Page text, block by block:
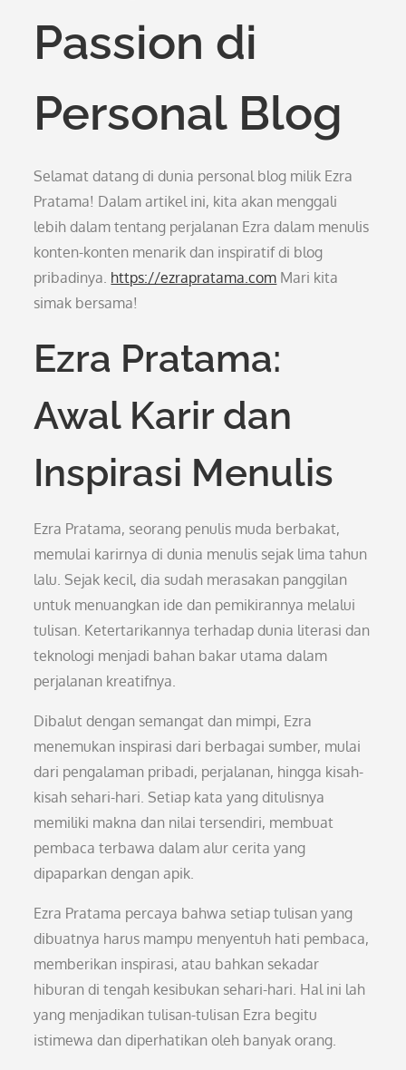
Passion di
Personal Blog
Selamat datang di dunia personal blog milik Ezra
Pratama! Dalam artikel ini, kita akan menggali
lebih dalam tentang perjalanan Ezra dalam menulis
konten-konten menarik dan inspiratif di blog
pribadinya. https://ezrapratama.com Mari kita
simak bersama!
Ezra Pratama:
Awal Karir dan
Inspirasi Menulis
Ezra Pratama, seorang penulis muda berbakat,
memulai karirnya di dunia menulis sejak lima tahun
lalu. Sejak kecil, dia sudah merasakan panggilan
untuk menuangkan ide dan pemikirannya melalui
tulisan. Ketertarikannya terhadap dunia literasi dan
teknologi menjadi bahan bakar utama dalam
perjalanan kreatifnya.
Dibalut dengan semangat dan mimpi, Ezra
menemukan inspirasi dari berbagai sumber, mulai
dari pengalaman pribadi, perjalanan, hingga kisah-
kisah sehari-hari. Setiap kata yang ditulisnya
memiliki makna dan nilai tersendiri, membuat
pembaca terbawa dalam alur cerita yang
dipaparkan dengan apik.
Ezra Pratama percaya bahwa setiap tulisan yang
dibuatnya harus mampu menyentuh hati pembaca,
memberikan inspirasi, atau bahkan sekadar
hiburan di tengah kesibukan sehari-hari. Hal ini lah
yang menjadikan tulisan-tulisan Ezra begitu
istimewa dan diperhatikan oleh banyak orang.